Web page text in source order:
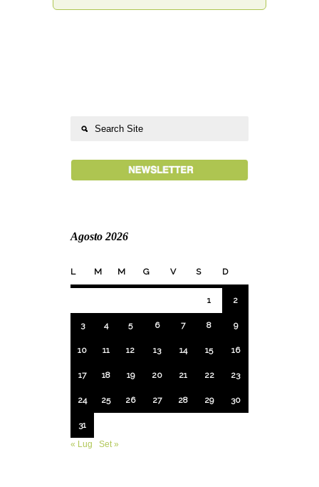
Agosto 2026
L M M G V S D
1 2
3 4 5 6 7 8 9
10 11 12 13 14 15 16
17 18 19 20 21 22 23
24 25 26 27 28 29 30
31
« Lug
Set »